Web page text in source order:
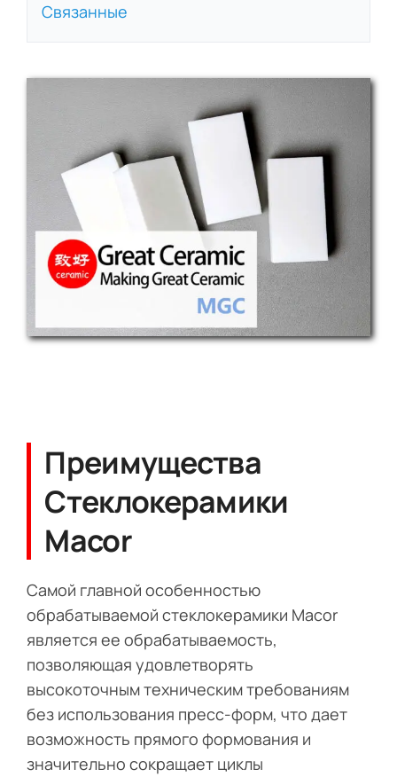
Связанные
Преимущества
Стеклокерамики
Macor
Самой главной особенностью
обрабатываемой стеклокерамики Macor
является ее обрабатываемость,
позволяющая удовлетворять
высокоточным техническим требованиям
без использования пресс-форм, что дает
возможность прямого формования и
значительно сокращает циклы